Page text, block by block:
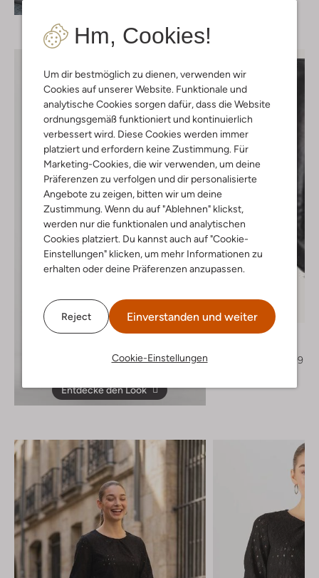
Hm, Cookies!
Um dir bestmöglich zu dienen, verwenden wir
Cookies auf unserer Website. Funktionale und
analytische Cookies sorgen dafür, dass die Website
ordnungsgemäß funktioniert und kontinuierlich
verbessert wird. Diese Cookies werden immer
platziert und erfordern keine Zustimmung. Für
Marketing-Cookies, die wir verwenden, um deine
Präferenzen zu verfolgen und dir personalisierte
Angebote zu zeigen, bitten wir um deine
Zustimmung. Wenn du auf "Ablehnen" klickst,
werden nur die funktionalen und analytischen
Cookies platziert. Du kannst auch auf "Cookie-
Einstellungen" klicken, um mehr Informationen zu
erhalten oder deine Präferenzen anzupassen.
Reject Einverstanden und weiter
Cookie-Einstellungen
Entdecke den Look
-50%
Blasz
€ 99,99